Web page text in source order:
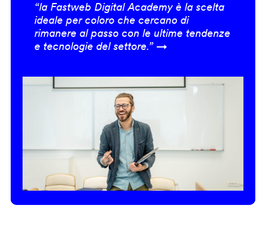
“la Fastweb Digital Academy è la scelta
ideale per coloro che cercano di
rimanere al passo con le ultime tendenze
e tecnologie del settore.” →